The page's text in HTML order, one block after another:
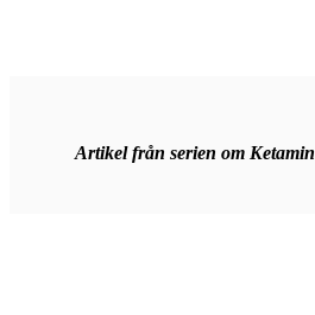
Artikel från serien om Ketamin